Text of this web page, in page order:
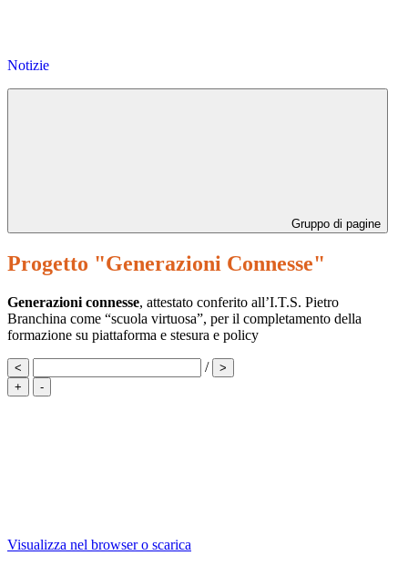
Notizie
Gruppo di pagine
Progetto "Generazioni Connesse"
Generazioni connesse, attestato conferito all’I.T.S. Pietro
Branchina come “scuola virtuosa”, per il completamento della
formazione su piattaforma e stesura e policy
< /
>
+
-
Visualizza nel browser o scarica